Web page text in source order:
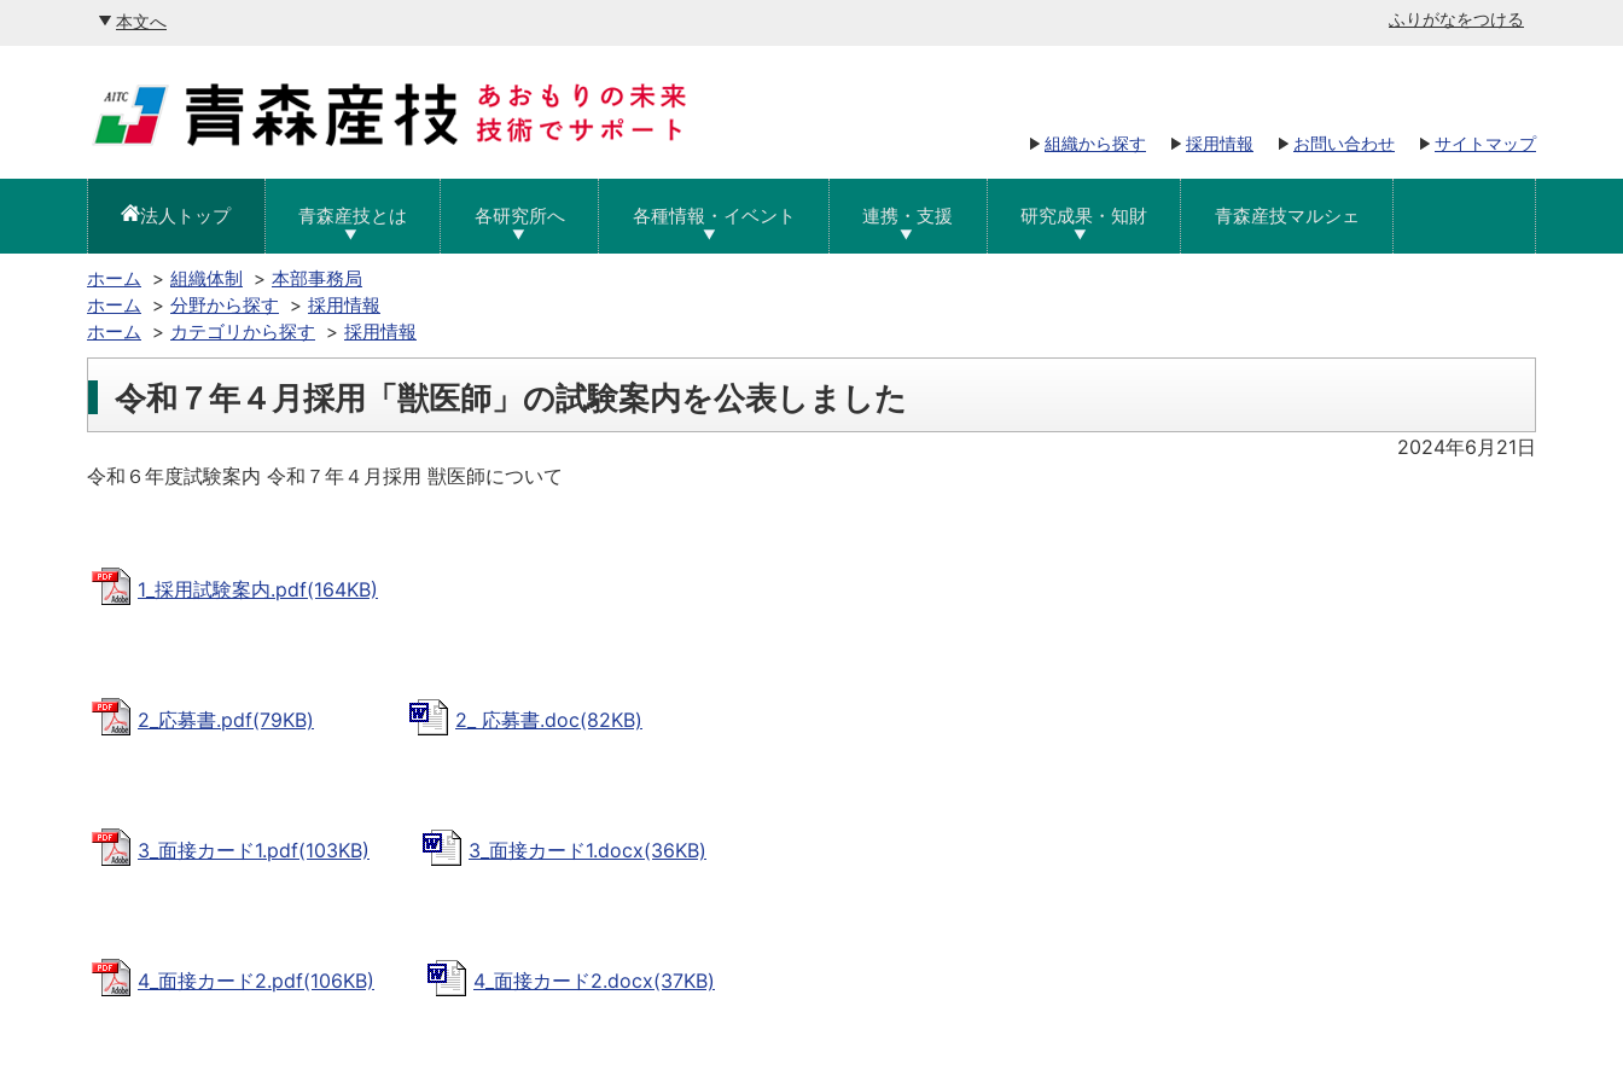
本文へ ふりがなをつける
組織から探す 採用情報 お問い合わせ サイトマップ
法人トップ 青森産技とは 各研究所へ 各種情報・イベント 連携・支援 研究成果・知財 青森産技マルシェ
ホーム 組織体制
本部事務局
ホーム
分野から探す
採用情報
ホーム
カテゴリから探す 採用情報
令和７年４月採用「獣医師」の試験案内を公表しました
2024年6月21日
令和６年度試験案内 令和７年４月採用 獣医師について
1_採用試験案内.pdf(164KB)
2_応募書.pdf(79KB) 2_ 応募書.doc(82KB)
3_面接カード1.pdf(103KB) 3_面接カード1.docx(36KB)
4_面接カード2.pdf(106KB) 4_面接カード2.docx(37KB)